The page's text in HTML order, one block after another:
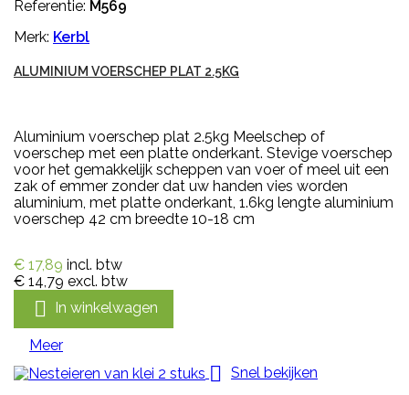
Referentie: M569
Merk: Kerbl
ALUMINIUM VOERSCHEP PLAT 2.5KG
Aluminium voerschep plat 2.5kg Meelschep of
voerschep met een platte onderkant. Stevige voerschep
voor het gemakkelijk scheppen van voer of meel uit een
zak of emmer zonder dat uw handen vies worden
aluminium, met platte onderkant, 1.6kg lengte aluminium
voerschep 42 cm breedte 10-18 cm
€ 17,89 incl. btw
€ 14,79 excl. btw
 In winkelwagen
Meer

Snel bekijken